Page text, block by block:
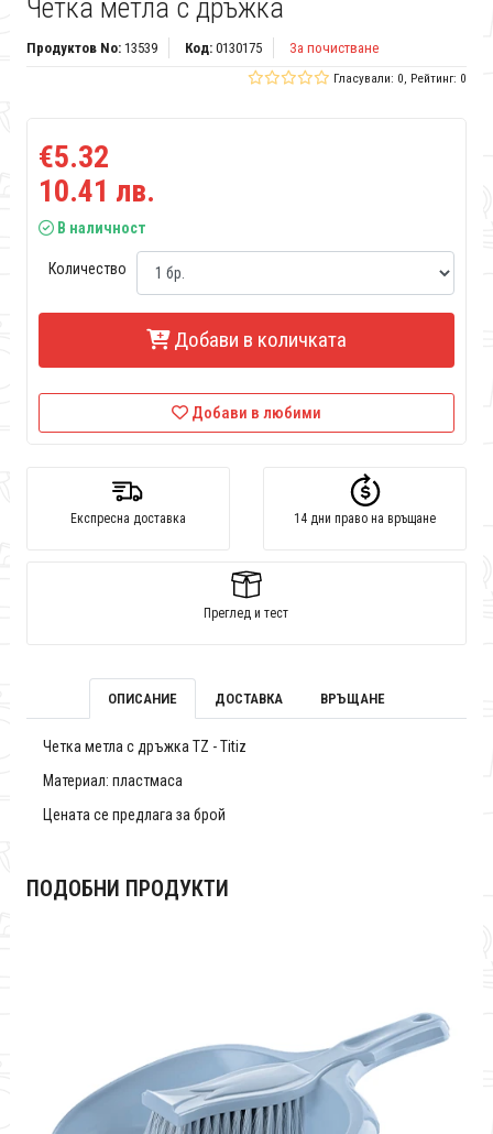
Четка метла с дръжка
Продуктов No:13539 Код:0130175 За почистване
Гласували: 0, Рейтинг: 0
€5.32
10.41 лв.
В наличност
Количество
Добави в количката
Добави в любими
Експресна доставка 14 дни право на връщане
Преглед и тест
ОПИСАНИЕ ДОСТАВКА ВРЪЩАНЕ
Четка метла с дръжка TZ - Titiz
Материал: пластмаса
Цената се предлага за брой
ПОДОБНИ ПРОДУКТИ